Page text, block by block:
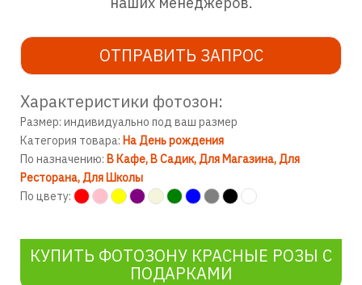
ОТПРАВИТЬ ЗАПРОС
Характеристики фотозон:
Размер: индивидуально под ваш размер
Категория товара: На День рождения
По назначению: В Кафе В Садик Для Магазина Для
Ресторана Для Школы
По цвету:
КУПИТЬ ФОТОЗОНУ КРАСНЫЕ РОЗЫ С
ПОДАРКАМИ